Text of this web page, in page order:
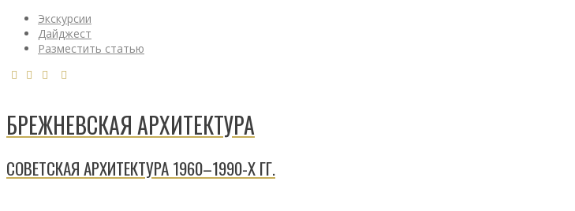
Экскурсии
Дайджест
Разместить статью
БРЕЖНЕВСКАЯ АРХИТЕКТУРА
СОВЕТСКАЯ АРХИТЕКТУРА 1960–1990-Х ГГ.